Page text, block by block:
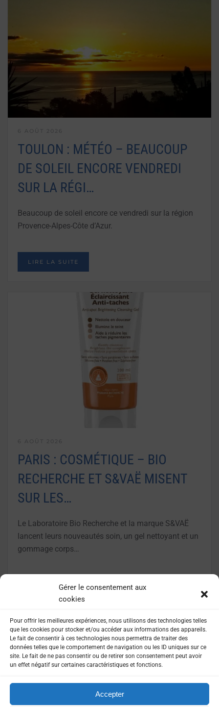
Gérer le consentement aux
cookies
Pour offrir les meilleures expériences, nous utilisons des technologies telles
que les cookies pour stocker et/ou accéder aux informations des appareils.
Le fait de consentir à ces technologies nous permettra de traiter des
données telles que le comportement de navigation ou les ID uniques sur ce
site. Le fait de ne pas consentir ou de retirer son consentement peut avoir
un effet négatif sur certaines caractéristiques et fonctions.
Accepter
TOULON : MÉTÉO – BEAUCOUP
DE SOLEIL ENCORE VENDREDI
SUR LA RÉGI…
Beaucoup de soleil encore ce vendredi sur la région
Provence-Alpes-Côte d’Azur.
LIRE LA SUITE
PARIS : COSMÉTIQUE – BIO
RECHERCHE ET S&VAË MISENT
SUR LES…
Le Laboratoire Bio Recherche et la marque S&VAË
lancent leurs nouveautés soin, un gel nettoyant et un
gommage corps…
LIRE LA SUITE
MENTIONS LÉGALES